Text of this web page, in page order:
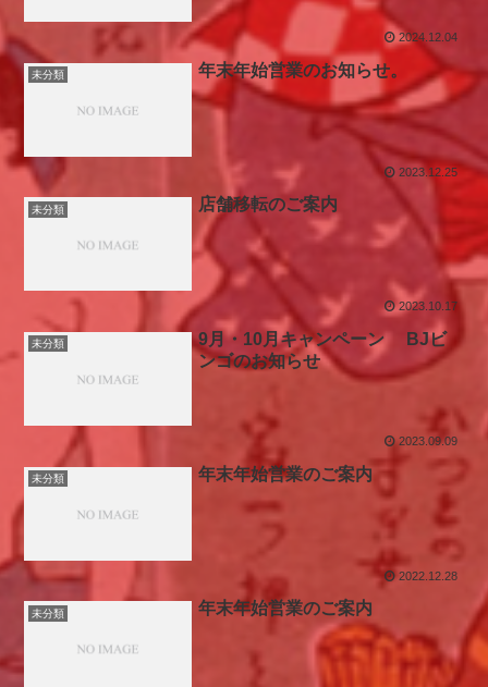
2024.12.04
未分類 年末年始営業のお知らせ。
2023.12.25
未分類 店舗移転のご案内
2023.10.17
未分類
9月・10月キャンペーン BJビ
ンゴのお知らせ
2023.09.09
未分類 年末年始営業のご案内
2022.12.28
未分類 年末年始営業のご案内